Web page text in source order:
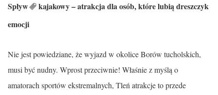
Spływ
kajakowy – atrakcja dla osób, które lubią dreszczyk
emocji
Nie jest powiedziane, że wyjazd w okolice Borów tucholskich,
musi być nudny. Wprost przeciwnie! Właśnie z myślą o
amatorach sportów ekstremalnych, Tleń atrakcje to przede